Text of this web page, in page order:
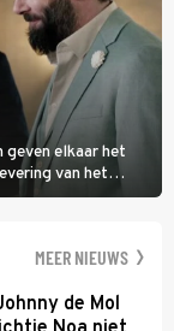
geven elkaar het
van het
naar Twente. Daar
MEER NIEUWS
de Mol